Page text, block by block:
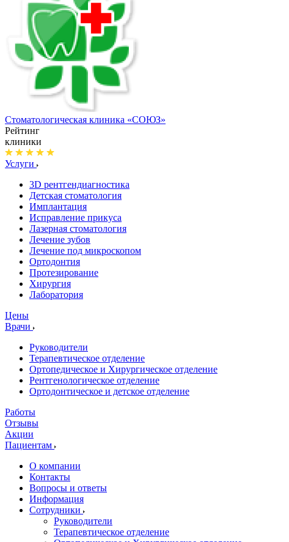
Стоматологическая клиника «СОЮЗ»
Рейтинг
клиники
Услуги
3D рентгендиагностика
Детская стоматология
Имплантация
Исправление прикуса
Лазерная стоматология
Лечение зубов
Лечение под микроскопом
Ортодонтия
Протезирование
Хирургия
Лаборатория
Цены
Врачи
Руководители
Терапевтическое отделение
Ортопедическое и Хирургическое отделение
Рентгенологическое отделение
Ортодонтическое и детское отделение
Работы
Отзывы
Акции
Пациентам
О компании
Контакты
Вопросы и ответы
Информация
Сотрудники
Руководители
Терапевтическое отделение